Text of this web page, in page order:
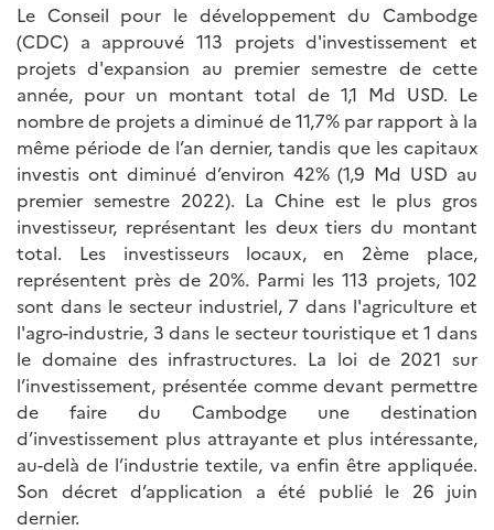
Le Conseil pour le développement du Cambodge
(CDC) a approuvé 113 projets d'investissement et
projets d'expansion au premier semestre de cette
année, pour un montant total de 1,1 Md USD. Le
nombre de projets a diminué de 11,7% par rapport à la
même période de l’an dernier, tandis que les capitaux
investis ont diminué d’environ 42% (1,9 Md USD au
premier semestre 2022). La Chine est le plus gros
investisseur, représentant les deux tiers du montant
total. Les investisseurs locaux, en 2ème place,
représentent près de 20%. Parmi les 113 projets, 102
sont dans le secteur industriel, 7 dans l'agriculture et
l'agro-industrie, 3 dans le secteur touristique et 1 dans
le domaine des infrastructures. La loi de 2021 sur
l’investissement, présentée comme devant permettre
de faire du Cambodge une destination
d’investissement plus attrayante et plus intéressante,
au-delà de l’industrie textile, va enfin être appliquée.
Son décret d’application a été publié le 26 juin
dernier.